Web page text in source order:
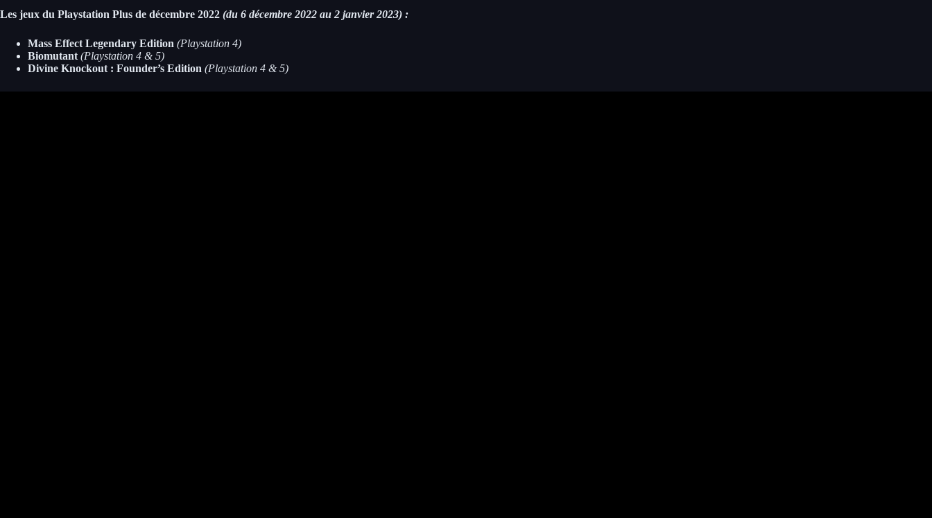
Les jeux du Playstation Plus de décembre 2022 (du 6 décembre 2022 au 2 janvier 2023) :
Mass Effect Legendary Edition (Playstation 4)
Biomutant (Playstation 4 & 5)
Divine Knockout : Founder’s Edition (Playstation 4 & 5)